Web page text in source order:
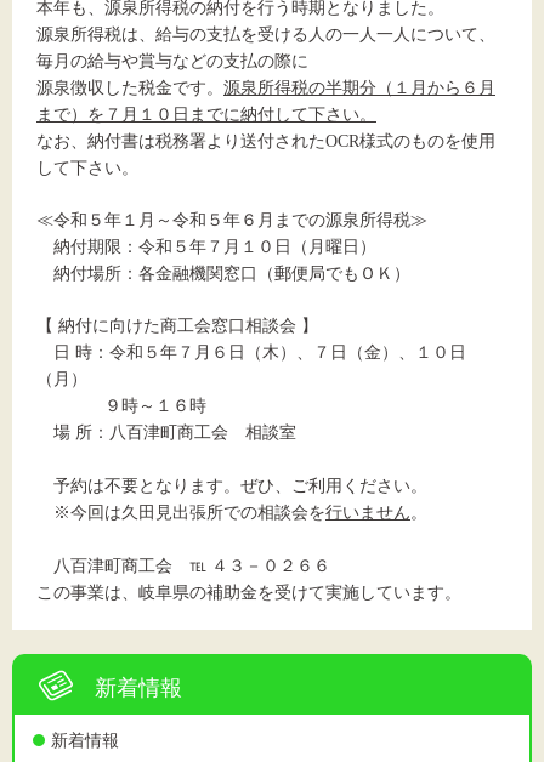
イベント情報
標準 拡大
背景色
黒 白 黄
新着情報
新着情報
本年も、源泉所得税の納付を行う時期となりました。
源泉所得税は、給与の支払を受ける人の一人一人について、
毎月の給与や賞与などの支払の際に
源泉徴収した税金です。 源泉所得税の半期分（１月から６月
まで）を７月１０ 日までに納付して下さい。
なお、納付書は税務署より送付されたOCR様式のものを使用
して下さい。
≪令和５年１月～令和５年６月までの源泉所得税≫
納付期限：令和５年７月１０日（月曜日）
納付場所：各金融機関窓口（郵便局でもＯＫ）
【 納付に向けた商工会窓口相談会 】
日 時：令和５年７月６日（木）、７日（金）、１０日
（月）
９時～１６時
場 所：八百津町商工会 相談室
予約は不要となります。ぜひ、ご利用ください。
※今回は久田見出張所での相談会を行いません。
八百津町商工会 ℡ ４３－０２６６
この事業は、岐阜県の補助金を受けて実施しています。